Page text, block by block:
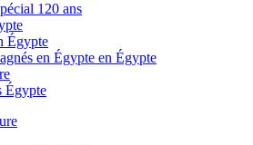
120 ans
Égypte
en Égypte en Égypte
Égypte